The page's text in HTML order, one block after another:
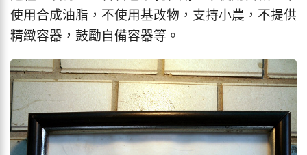
使用合成油脂，不使用基改物，支持小農，不提供
精緻容器，鼓勵自備容器等。